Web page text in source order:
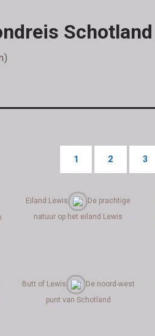
Schotland
1 2 3
Eiland Lewis
De prachtige
natuur op het eiland Lewis
Butt of Lewis
De noord-west
punt van Schotland